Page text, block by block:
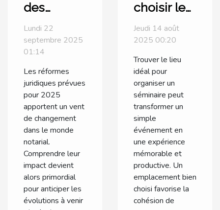
des
réformes
juridiques
2025 sur
les
pratiques
notariales
Lundi 22
septembre 2025
01:14
Les réformes
juridiques prévues
pour 2025
apportent un vent
de changement
dans le monde
notarial.
Comprendre leur
impact devient
alors primordial
pour anticiper les
évolutions à venir
choisir le
lieu idéal
pour votre
séminaire
?
Jeudi 14 août
2025 00:20
Trouver le lieu
idéal pour
organiser un
séminaire peut
transformer un
simple
événement en
une expérience
mémorable et
productive. Un
emplacement bien
choisi favorise la
cohésion de